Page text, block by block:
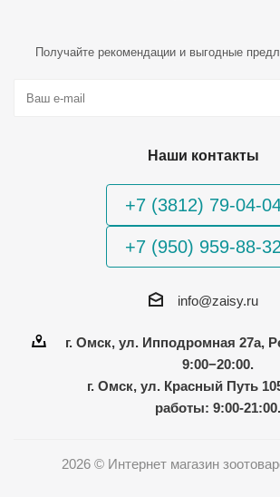
Получайте рекомендации и выгодные
Наши контакты
+7 (3812) 79-04-
+7 (950) 959-88-32
info@zaisy.ru
г. Омск, ул. Ипподромная 27а,
9:00−20:00.
г. Омск, ул. Красный Путь
работы: 9:00-21:00.
2026 © Интернет магазин